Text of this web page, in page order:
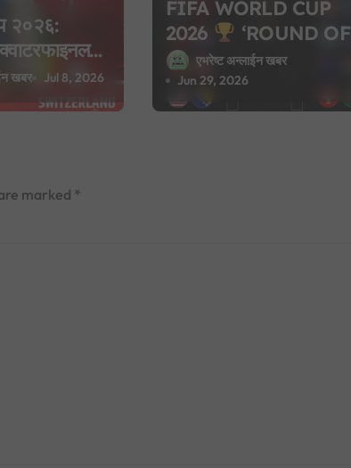
२०२६:
खबर Jul 8, 2026
FIFA WORLD CUP
2026
‘ROUND OF
32’ KNOCKOUT TIE-
SHEET (नेपाली समय
तालिका)
एभरेष्ट अन्लाईन खबर
Jun 29, 2026
marked *